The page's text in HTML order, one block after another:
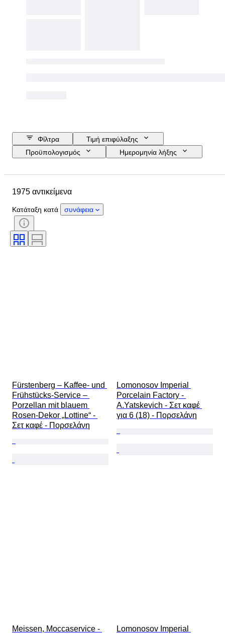
Φίλτρα
Τιμή επιφύλαξης
Προϋπολογισμός
Ημερομηνία λήξης
Υλικό
Υπογραφή
Μέγεθος ρούχου
Τύπος μαχαιριού κουζίνας
Καλλιτέχνης
1975 αντικείμενα
Κατάταξη κατά συνάφεια
Fürstenberg – Kaffee- und
Frühstücks-Service –
Porzellan mit blauem
Rosen-Dekor „Lottine“ -
Σετ καφέ - Πορσελάνη
Lomonosov Imperial
Porcelain Factory -
A.Yatskevich - Σετ καφέ
για 6 (18) - Πορσελάνη
Meissen, Moccaservice -
Lomonosov Imperial